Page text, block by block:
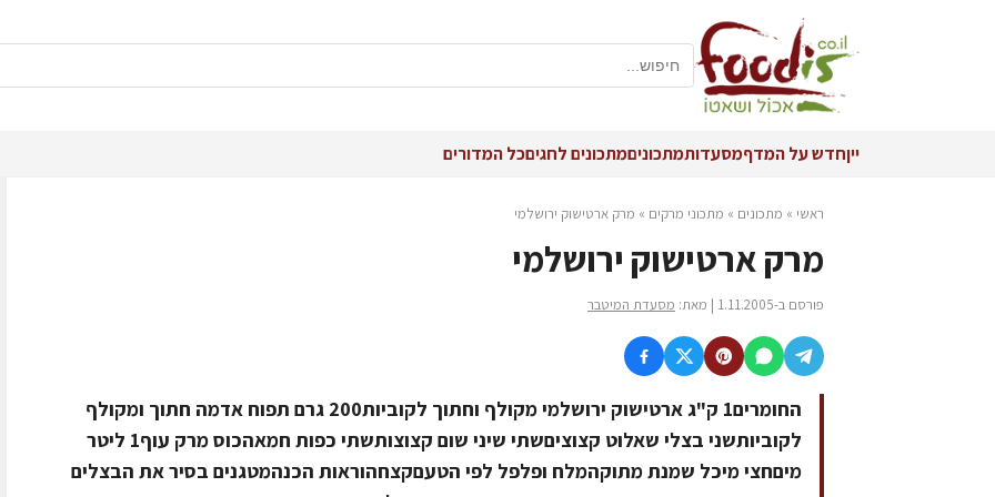
ייןחדש על המדףמסעדותמתכוניםמתכונים לחגיםכל המדורים
ראשי » מתכונים » מתכוני מרקים » מרק ארטישוק ירושלמי
מרק ארטישוק ירושלמי
פורסם ב-1.11.2005 | מאת: מסעדת המיטבר
החומרים1 ק"ג ארטישוק ירושלמי מקולף וחתוך לקוביות200 גרם תפוח אדמה חתוך ומקולף
לקוביותשני בצלי שאלוט קצוציםשתי שיני שום קצוצותשתי כפות חמאהכוס מרק עוף1 ליטר
מיםחצי מיכל שמנת מתוקהמלח ופלפל לפי הטעםקצחהוראות הכנהמטגנים בסיר את הבצלים